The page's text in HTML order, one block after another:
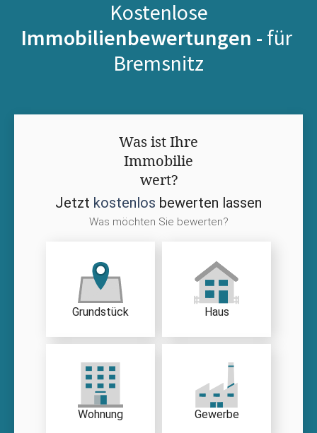
Kostenlose
Immobilienbewertungen - für
Bremsnitz
Was ist Ihre
Immobilie
wert?
Jetzt kostenlos bewerten lassen
Was möchten Sie bewerten?
Grundstück Haus
Wohnung Gewerbe